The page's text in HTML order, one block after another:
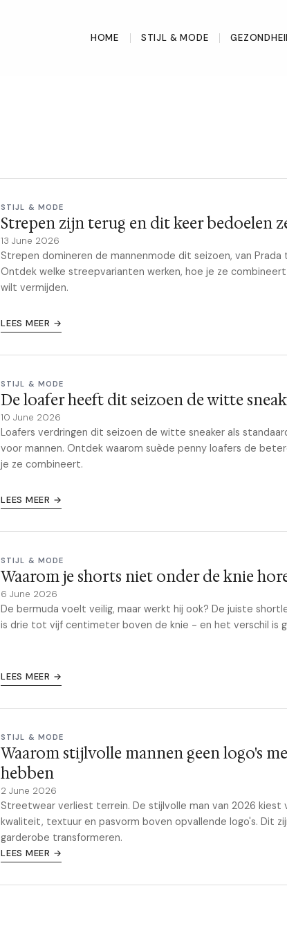
HOME STIJL & MODE
STIJL & MODE
Strepen zijn terug en dit keer bedoelen
13 June 2026
Strepen domineren de mannenmode dit seizoen, van Prada
Ontdek welke streepvarianten werken, hoe je ze
wilt vermijden.
LEES MEER →
STIJL & MODE
De loafer heeft dit seizoen de witte
10 June 2026
Loafers verdringen dit seizoen de witte sneaker als
voor mannen. Ontdek waarom suède penny loafers de
je ze combineert.
LEES MEER →
STIJL & MODE
Waarom je shorts niet onder de knie
6 June 2026
De bermuda voelt veilig, maar werkt hij ook? De juiste
is drie tot vijf centimeter boven de knie - en het verschil is
LEES MEER →
STIJL & MODE
Waarom stijlvolle mannen geen logo's
hebben
2 June 2026
Streetwear verliest terrein. De stijlvolle man van 2026 kiest
kwaliteit, textuur en pasvorm boven opvallende logo's. Dit
garderobe transformeren.
LEES MEER →